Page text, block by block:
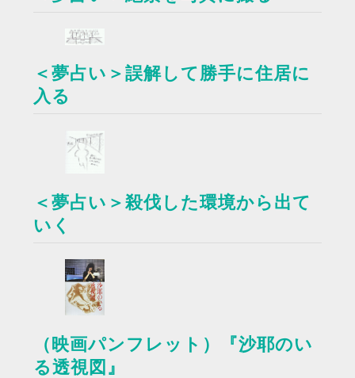
＜夢占い＞誤解して勝手に住居に
入る
＜夢占い＞殺伐した環境から出て
いく
（映画パンフレット）『沙耶のい
る透視図』